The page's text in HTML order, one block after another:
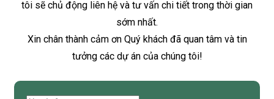
tôi sẽ chủ động liên hệ và tư vấn chi tiết trong thời gian
sớm nhất.
Xin chân thành cảm ơn Quý khách đã quan tâm và tin
tưởng các dự án của chúng tôi!